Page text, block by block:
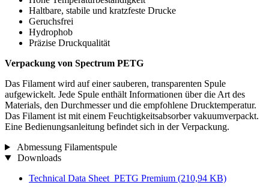
Haltbare, stabile und kratzfeste Drucke
Geruchsfrei
Hydrophob
Präzise Druckqualität
Verpackung von Spectrum PETG
Das Filament wird auf einer sauberen, transparenten Spule
aufgewickelt. Jede Spule enthält Informationen über die Art des
Materials, den Durchmesser und die empfohlene Drucktemperatur.
Das Filament ist mit einem Feuchtigkeitsabsorber vakuumverpackt.
Eine Bedienungsanleitung befindet sich in der Verpackung.
Abmessung Filamentspule
Downloads
Technical Data Sheet_PETG Premium (210,94 KB)